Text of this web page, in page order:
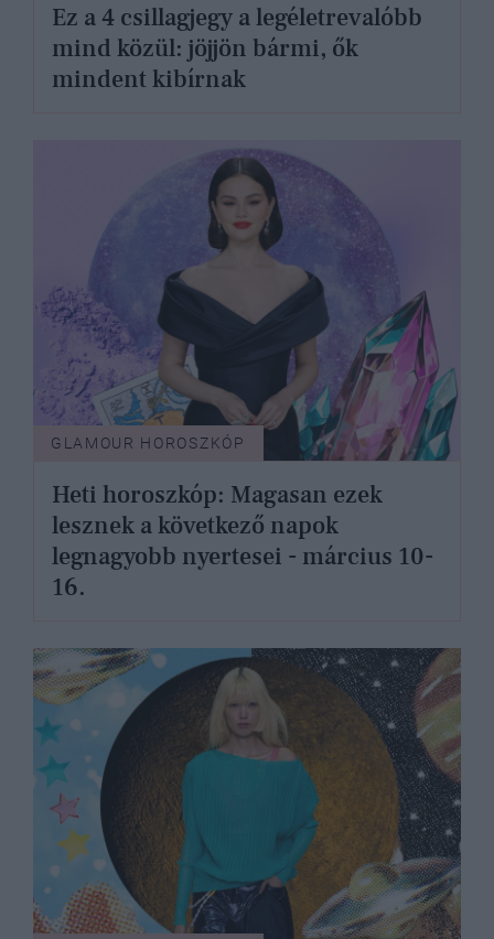
Ez a 4 csillagjegy a legéletrevalóbb
mind közül: jöjjön bármi, ők
mindent kibírnak
GLAMOUR HOROSZKÓP
Heti horoszkóp: Magasan ezek
lesznek a következő napok
legnagyobb nyertesei - március 10-
16.